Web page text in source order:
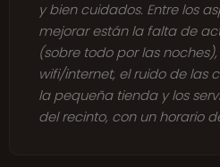
y bien cuidados. Entre los
mejorar están la falta de
(sobre todo por las
wifi/internet, el ruido de las
la pequeña tienda y los
del recinto, con un horario